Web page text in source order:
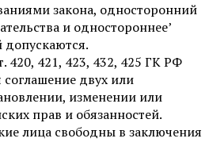
закона, односторонний
и одностороннее’
допускаются.
420, 421, 423, 432, 425 ГК РФ
двух или
изменении или
прав и обязанностей.
лица свободны в заключения